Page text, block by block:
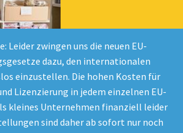
Leider zwingen uns die neuen EU-
dazu, den internationalen
einzustellen. Die hohen Kosten für
Lizenzierung in jedem einzelnen EU-
kleines Unternehmen finanziell leider
sind daher ab sofort nur noch